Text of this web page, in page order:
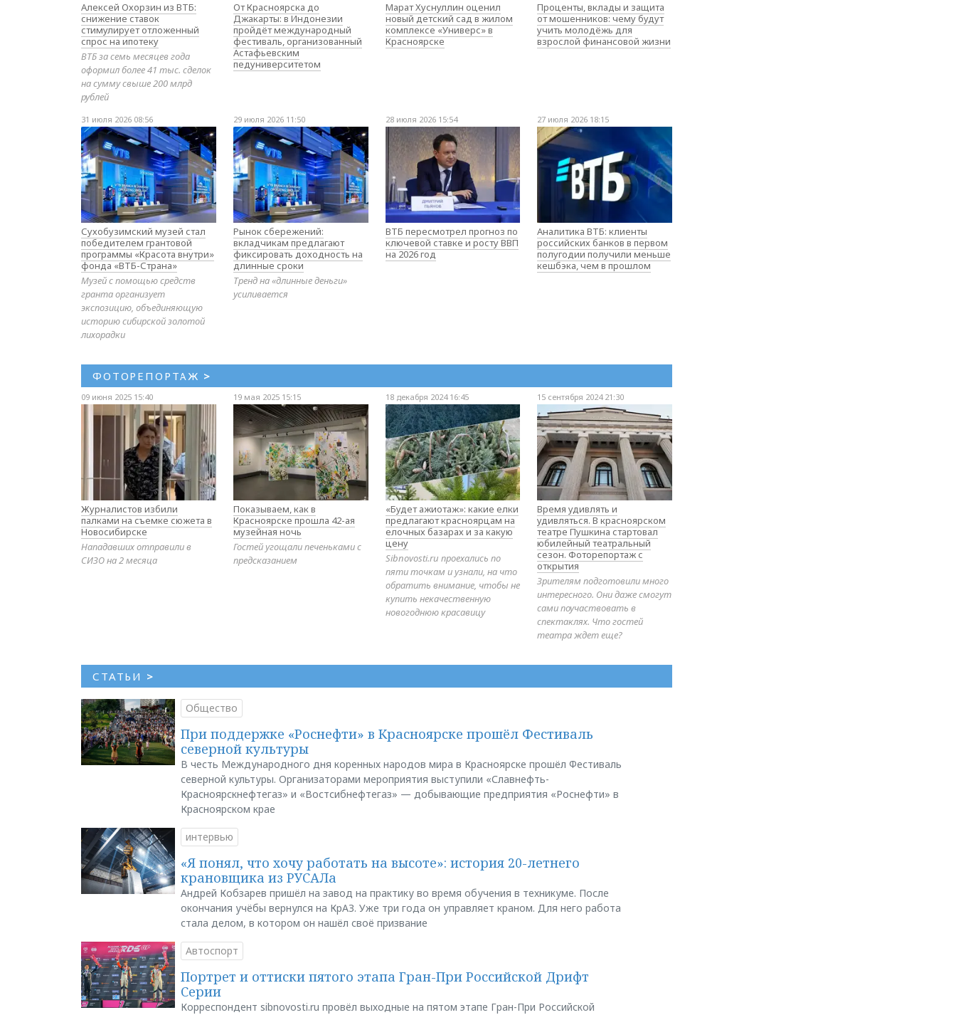
Алексей Охорзин из ВТБ:
снижение ставок
стимулирует отложенный
спрос на ипотеку
ВТБ за семь месяцев года
оформил более 41 тыс. сделок
на сумму свыше 200 млрд
рублей
От Красноярска до
Джакарты: в Индонезии
пройдёт международный
фестиваль, организованный
Астафьевским
педуниверситетом
Марат Хуснуллин оценил
новый детский сад в жилом
комплексе «Универс» в
Красноярске
Проценты, вклады и защита
от мошенников: чему будут
учить молодёжь для
взрослой финансовой жизни
31 июля 2026 08:56
Сухобузимский музей стал
победителем грантовой
программы «Красота внутри»
фонда «ВТБ-Страна»
Музей с помощью средств
гранта организует
экспозицию, объединяющую
историю сибирской золотой
лихорадки
29 июля 2026 11:50
Рынок сбережений:
вкладчикам предлагают
фиксировать доходность на
длинные сроки
Тренд на «длинные деньги»
усиливается
28 июля 2026 15:54
ВТБ пересмотрел прогноз по
ключевой ставке и росту ВВП
на 2026 год
27 июля 2026 18:15
Аналитика ВТБ: клиенты
российских банков в первом
полугодии получили меньше
кешбэка, чем в прошлом
ФОТОРЕПОРТАЖ >
09 июня 2025 15:40
Журналистов избили
палками на съемке сюжета в
Новосибирске
Нападавших отправили в
СИЗО на 2 месяца
19 мая 2025 15:15
Показываем, как в
Красноярске прошла 42-ая
музейная ночь
Гостей угощали печеньками с
предсказанием
18 декабря 2024 16:45
«Будет ажиотаж»: какие елки
предлагают красноярцам на
елочных базарах и за какую
цену
Sibnovosti.ru проехались по
пяти точкам и узнали, на что
обратить внимание, чтобы не
купить некачественную
новогоднюю красавицу
15 сентября 2024 21:30
Время удивлять и
удивляться. В красноярском
театре Пушкина стартовал
юбилейный театральный
сезон. Фоторепортаж с
открытия
Зрителям подготовили много
интересного. Они даже смогут
сами поучаствовать в
спектаклях. Что гостей
театра ждет еще?
СТАТЬИ >
Общество
При поддержке «Роснефти» в Красноярске прошёл Фестиваль
северной культуры
В честь Международного дня коренных народов мира в Красноярске прошёл Фестиваль
северной культуры. Организаторами мероприятия выступили «Славнефть-
Красноярскнефтегаз» и «Востсибнефтегаз» — добывающие предприятия «Роснефти» в
Красноярском крае
интервью
«Я понял, что хочу работать на высоте»: история 20-летнего
крановщика из РУСАЛа
Андрей Кобзарев пришёл на завод на практику во время обучения в техникуме. После
окончания учёбы вернулся на КрАЗ. Уже три года он управляет краном. Для него работа
стала делом, в котором он нашёл своё призвание
Автоспорт
Портрет и оттиски пятого этапа Гран-При Российской Дрифт
Серии
Корреспондент sibnovosti.ru провёл выходные на пятом этапе Гран-При Российской